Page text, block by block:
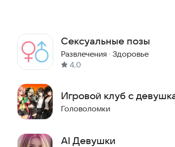
Сексуальные позы
Развлечения · Здоровье
4,0
Игровой клуб с
- Шашки, Три в ряд, 2048
Головоломки
AI Девушки